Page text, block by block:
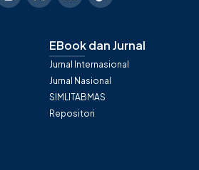
EBook dan Jurnal
Jurnal Internasional
Jurnal Nasional
SIMLITABMAS
Repositori